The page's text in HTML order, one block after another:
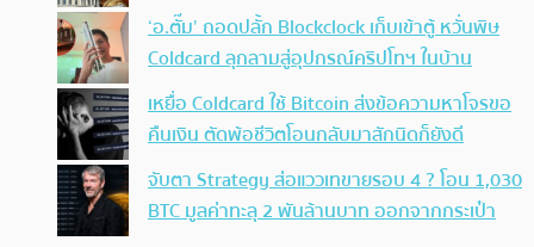
‘อ.ตั๊ม’ ถอดปลั้ก Blockclock เก็บเข้าตู้ หวั่นพิษ
Coldcard ลุกลามสู่อุปกรณ์คริปโทฯ ในบ้าน
เหยื่อ Coldcard ใช้ Bitcoin ส่งข้อความหาโจรขอ
คืนเงิน ตัดพ้อชีวิตโอนกลับมาสักนิดก็ยังดี
จับตา Strategy ส่อแววเทขายรอบ 4 ? โอน 1,030
BTC มูลค่าทะลุ 2 พันล้านบาท ออกจากกระเป๋า